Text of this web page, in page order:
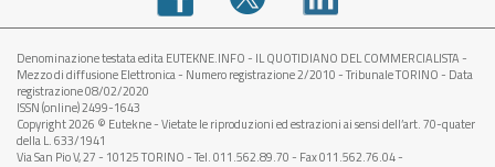
Denominazione testata edita EUTEKNE.INFO - IL QUOTIDIANO DEL COMMERCIALISTA -
Mezzo di diffusione Elettronica - Numero registrazione 2/2010 - Tribunale TORINO - Data
registrazione 08/02/2020
ISSN (online) 2499-1643
Copyright 2026 © Eutekne - Vietate le riproduzioni ed estrazioni ai sensi dell’art. 70-quater
della L. 633/1941
Via San Pio V, 27 - 10125 TORINO - Tel. 011.562.89.70 - Fax 011.562.76.04 -